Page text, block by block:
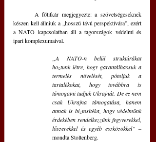
készen kell állniuk a „hosszú távú perspektívára”, ezért
a NATO kapcsolatban áll a tagországok védelmi és
ipari komplexumaival.
„A NATO-n belül struktúrákat
hoztunk létre, hogy garantálhassuk a
termelés növelését, pótoljuk a
tartalékokat, hogy továbbra is
támogatni tudjuk Ukrajnát. De ez nem
csak Ukrajna támogatása, hanem
annak is biztosítéka, hogy védelmünk
érdekében rendelkezzünk fegyverekkel,
lőszerekkel és egyéb eszközökkel” –
mondta Stoltenberg.